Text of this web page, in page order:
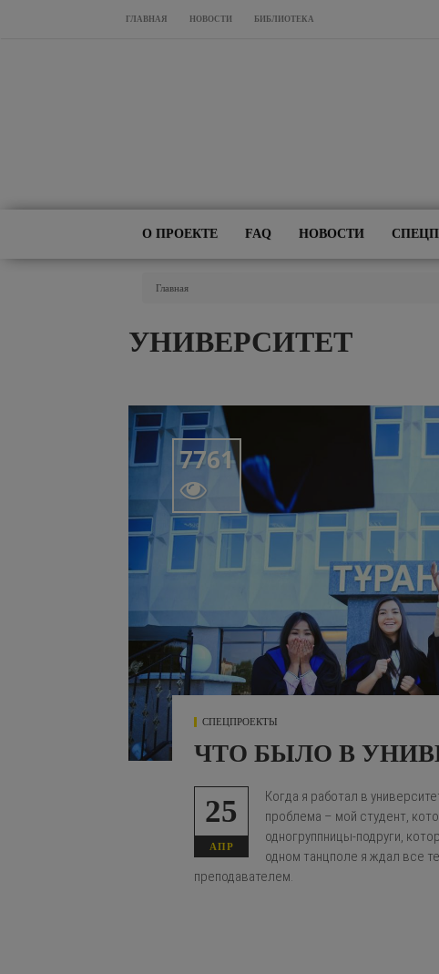
Перейти к основному содержанию
ГЛАВНАЯ НОВОСТИ БИБЛИОТЕКА
О ПРОЕКТЕ FAQ НОВОСТИ
Главная
УНИВЕРСИТЕТ
7761

СПЕЦПРОЕКТЫ
ЧТО БЫЛО В
25
АПР
Когда я работал в
проблема – мой студент,
одногруппницы-подруги,
одном танцполе я ждал все
преподавателем.